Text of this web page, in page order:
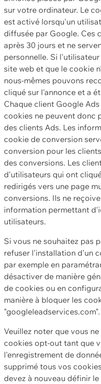
sur votre ordinateur. Le
est activé lorsqu'un
diffusée par Google. Ces
après 30 jours et ne
personnelle. Si
site web et que le cookie
nous-mêmes pouvons
cliqué sur l'annonce et a
Chaque client Google
cookies ne peuvent donc
des clients Ads. Les
cookie de conversion
conversion pour les
des conversions. Les
d'utilisateurs qui ont
redirigés vers une page
conversions. Ils ne
information permettant
utilisateurs.
Si vous ne souhaitez pas
refuser l'installation d'un
par exemple en
désactiver de manière
de cookies ou en
manière à bloquer les
"googleleadservices.com".
Veuillez noter que vous
cookies opt-out tant que
l'enregistrement de
supprimé tous vos
devez à nouveau définir